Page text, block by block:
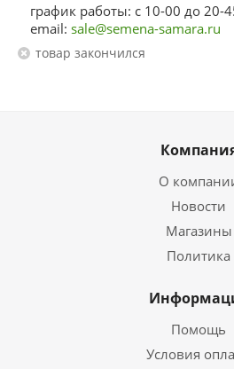
график работы: с 10-00 до 20-
email: sale@semena-samara.ru
Товар закончился
О
Новости
Магазины
Политика
Помощь
Условия